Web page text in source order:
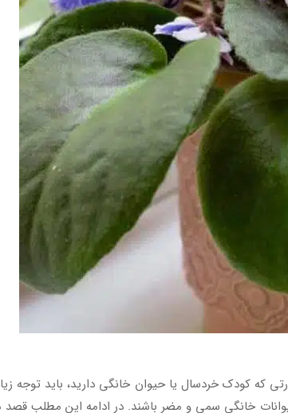
که کودک خردسال یا حیوان خانگی دارید، باید توجه
خانگی سمی و مضر باشند. در ادامه این مطلب قصد